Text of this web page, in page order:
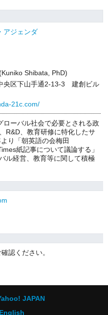
アジェンダ
Shibata, PhD)
区下山手通2-13-3 建創ビル
21c.com/
ーバル社会で必要とされる政
R&D、教育研修に特化したサ
り「朝英語の会梅田
紙記事について議論する」
ル経営、教育等に関して積極
認ください。
JAPAN
English